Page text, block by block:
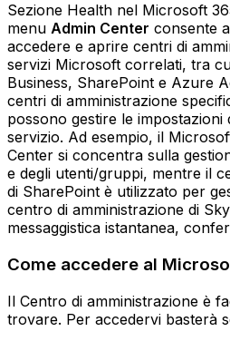
Sezione Health nel Microsoft
menu Admin Center consente
accedere e aprire centri di
servizi Microsoft correlati, tra
Business, SharePoint e Azure
centri di amministrazione
possono gestire le impostazioni
servizio. Ad esempio, il
Center si concentra sulla
e degli utenti/gruppi, mentre il
di SharePoint è utilizzato per
centro di amministrazione di
messaggistica istantanea,
Come accedere al
Il Centro di amministrazione è
trovare. Per accedervi basterà